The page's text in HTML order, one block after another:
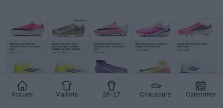
Accueil Maillots 26-27 Chaussures Calendrier